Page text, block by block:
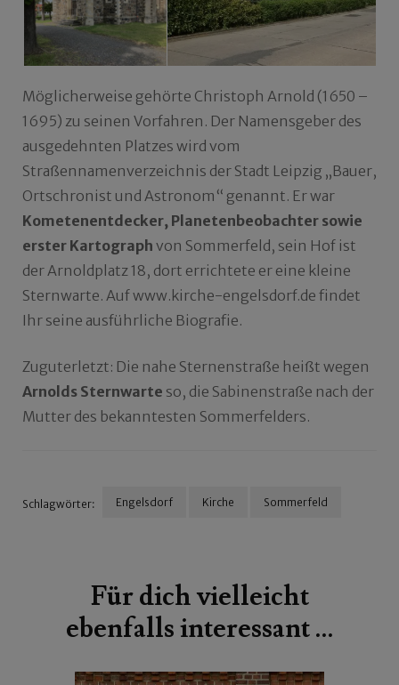
Möglicherweise gehörte Christoph Arnold (1650 –
1695) zu seinen Vorfahren. Der Namensgeber des
ausgedehnten Platzes wird vom
Straßennamenverzeichnis der Stadt Leipzig „Bauer,
Ortschronist und Astronom“ genannt. Er war
Kometenentdecker, Planetenbeobachter sowie
erster Kartograph von Sommerfeld, sein Hof ist
der Arnoldplatz 18, dort errichtete er eine kleine
Sternwarte. Auf www.kirche-engelsdorf.de findet
Ihr seine ausführliche Biografie.
Zuguterletzt: Die nahe Sternenstraße heißt wegen
Arnolds Sternwarte so, die Sabinenstraße nach der
Mutter des bekanntesten Sommerfelders.
Schlagwörter: Engelsdorf Kirche Sommerfeld
Für dich vielleicht
ebenfalls interessant …